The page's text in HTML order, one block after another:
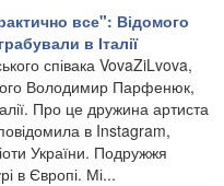
все": Відомого
в Італії
співака VovaZiLvova,
Володимир Парфенюк,
Про це дружина артиста
в Instagram,
України. Подружжя
в Європі. Мі...